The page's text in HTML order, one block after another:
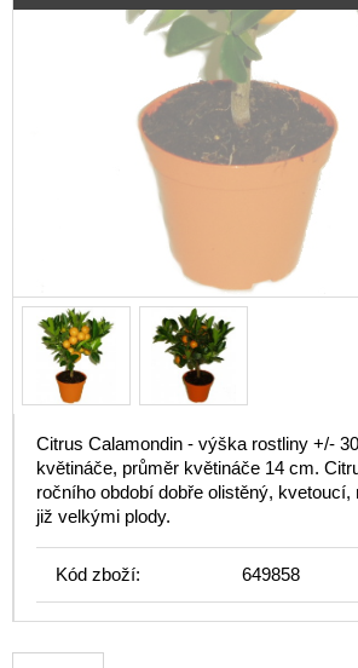
Citrus Calamondin - výška rostliny +/-
květináče, průměr květináče 14 cm.
ročního období dobře olistěný,
již velkými plody.
Kód zboží: 649858